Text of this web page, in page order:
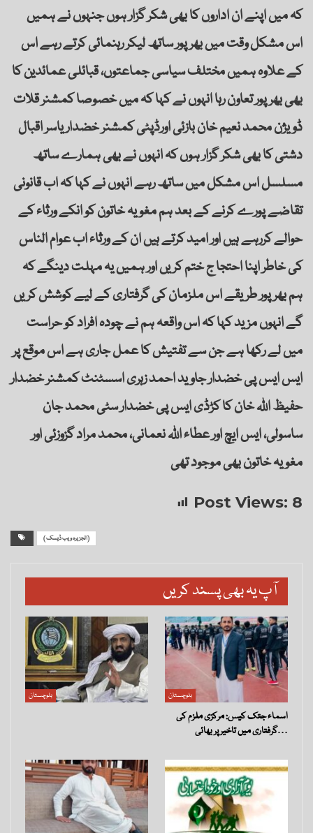
کہ میں اپنے ان اداروں کا بھی شکر گزار ہوں جنہوں نے ہمیں
اس مشکل وقت میں بھرپور ساتھ لیکر رہنمائی کرتے رہے اس
کے علاوہ ہمیں مختلف سیاسی جماعتوں، قبائلی عمائدین کا
بھی بھر پور تعاون رہا انہوں نے کہا کہ میں خصوصا کمشنر قلات
ڈویژن محمد نعیم خان بازئی اورڈپٹی کمشنر خضداریاسر اقبال
دشتی کا بھی شکر گزار ہوں کہ انہوں نے بھی ہمارے ساتھ
مسلسل اس مشکل میں ساتھ رہے انہوں نے کہا کہ اب قانونی
تقاضے پورے کرنے کے بعد ہم مغویہ خاتون کو انکے ورثاء کے
حوالے کررہے ہیں اور امید کرتے ہیں ان کے ورثاء اب عوام الناس
کی خاطر اپنا احتجا ج ختم کریں اور ہمیں یہ مہلت دینگے کہ
ہم بھر پور طریقے اس ملزمان کی گرفتاری کے لیے کوشش کریں
گے انہوں مزید کہا کہ اس واقعہ ہم نے چودہ افراد کو حراست
میں لے رکھا ہے جن سے تفتیش کا عمل جاری ہے اس موقع پر
ایس ایس پی خضدار جاوید احمد زہری اسسٹنٹ کمشنر خضدار
حفیظ اللہ خان کا کڑڈی ایس پی خضدار سٹی محمد جان
ساسولی، ایس ایچ اور عطاء اللہ نعمانی، محمد مراد گزوزئی اور
مغویہ خاتون بھی موجود تھی
Post Views: 8
( الجزیرہ ویب ڈیسک)
آپ یہ بھی پسند کریں
بلوچستان بلوچستان
اسماء جتک کیس: مرکزی ملزم کی
گرفتاری میں تاخیر پر بھائی…